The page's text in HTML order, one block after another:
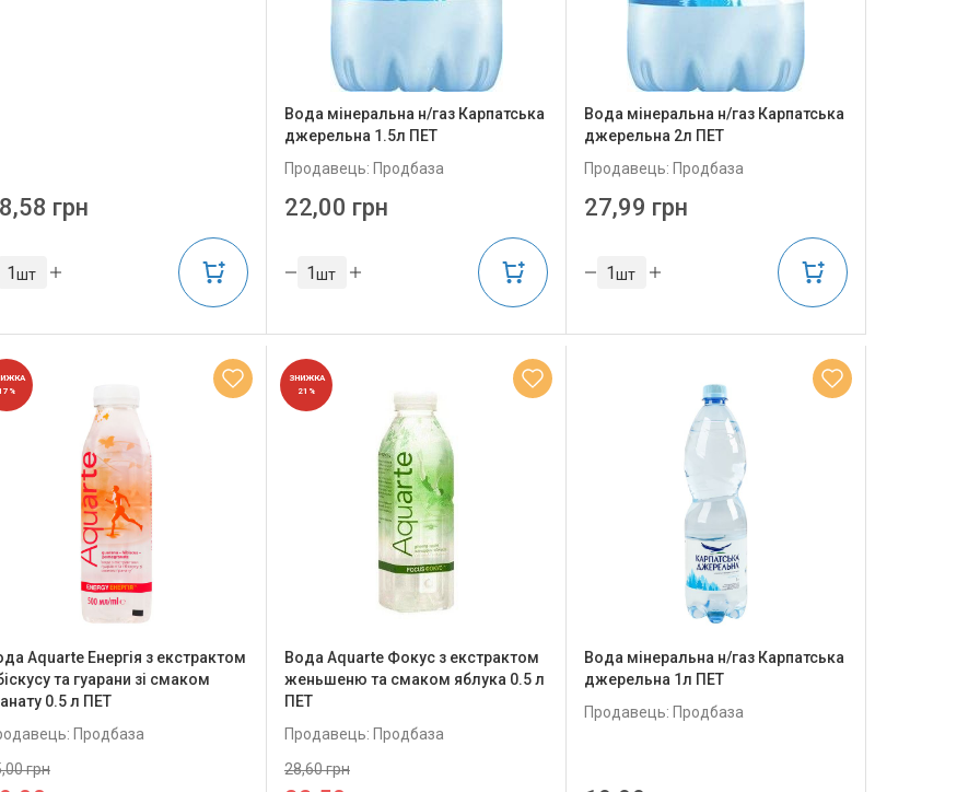
грн
шт
Вода мінеральна н/газ Карпатська
джерельна 1.5л ПЕТ
Продавець: Продбаза
22,00 грн
шт
Вода мінеральна н/газ Карпатська
джерельна 2л ПЕТ
Продавець: Продбаза
27,99 грн
шт
Aquarte Енергія з екстрактом
та гуарани зі смаком
0.5 л ПЕТ
Продбаза
грн
ЗНИЖКА
21%
Вода Aquarte Фокус з екстрактом
женьшеню та смаком яблука 0.5 л
ПЕТ
Продавець: Продбаза
28,60 грн
Вода мінеральна н/газ Карпатська
джерельна 1л ПЕТ
Продавець: Продбаза